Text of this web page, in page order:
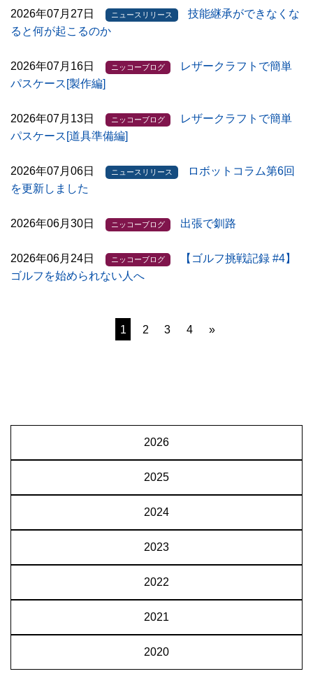
2026年07月27日 ニュースリリース
技能継承ができなくな
ると何が起こるのか
2026年07月16日 ニッコーブログ
レザークラフトで簡単
パスケース[製作編]
2026年07月13日 ニッコーブログ
レザークラフトで簡単
パスケース[道具準備編]
2026年07月06日 ニュースリリース
ロボットコラム第6回
を更新しました
2026年06月30日 ニッコーブログ 出張で釧路
2026年06月24日 ニッコーブログ
【ゴルフ挑戦記録 #4】
ゴルフを始められない人へ
1 2 3 4 »
2026
2025
2024
2023
2022
2021
2020